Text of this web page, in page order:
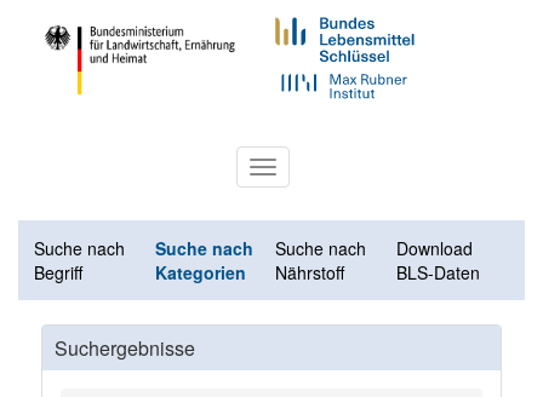
Toggle
navigation
Suche nach
Begriff
Suche nach
Kategorien
Suche nach
Nährstoff
Download
BLS-Daten
Suchergebnisse